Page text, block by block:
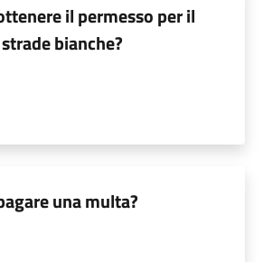
il permesso per il
bianche?
una multa?